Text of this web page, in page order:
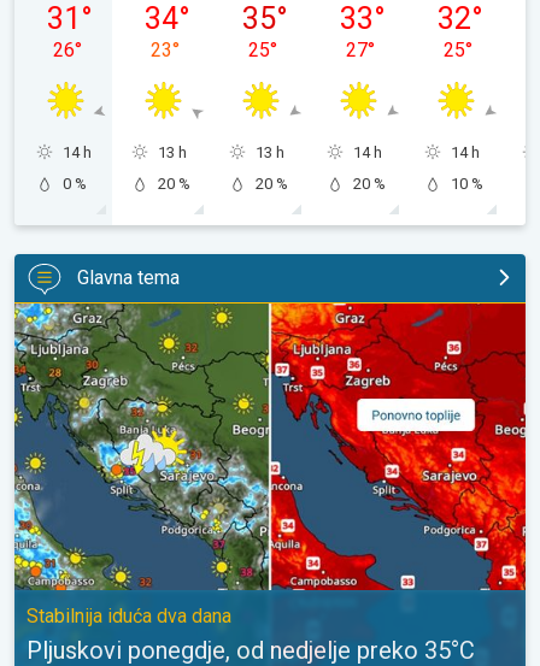
31 °
26°
14 h
0 %
34°
23°
13 h
20 %
35°
25°
13 h
20 %
33°
27°
14 h
20 %
32°
25°
14 h
10 %
Glavna tema
Pljuskovi ponegdje, od nedjelje preko 35°C. Stabilnija iduća
Stabilnija iduća dva dana
Pljuskovi ponegdje, od nedjelje preko 35°C